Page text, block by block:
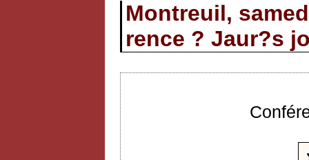
Montreuil,
rence ? Jaur?s